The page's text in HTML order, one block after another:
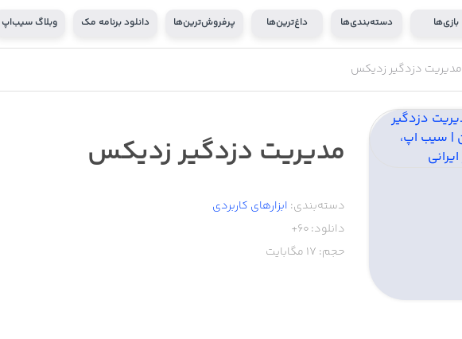
بازی‌ها دسته‌بندی‌ها داغ‌ترین‌ها پرفروش‌ترین‌ها دانلود برنامه مک وبلاگ سیب‌اپ
مدیریت دزدگیر زدیکس
مدیریت دزدگیر زدیکس
دسته‌بندی: ابزار‌های کاربردی
دانلود:60+
حجم: 17 مگابایت